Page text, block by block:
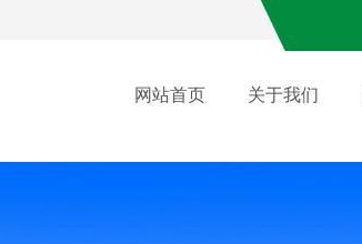
网站首页 关于我们